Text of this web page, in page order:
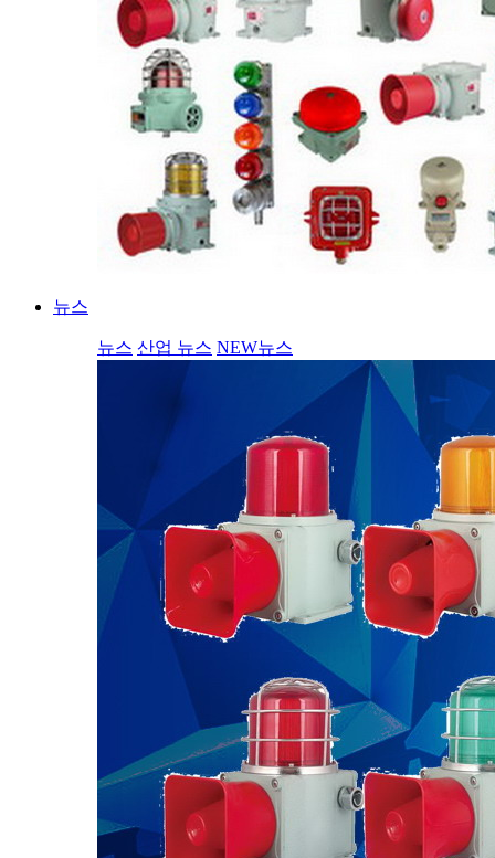
뉴스
뉴스 산업 뉴스 NEW뉴스